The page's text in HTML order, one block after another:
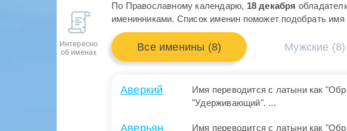
Интересно
об именах
По Православному календарю, 18 декабря
именинниками. Список именин поможет подобрать
Все именины (8) Мужские (8)
Аверкий
Имя переводится с латыни как
"Удерживающий". ...
Аверьян
Имя переводится с латыни как